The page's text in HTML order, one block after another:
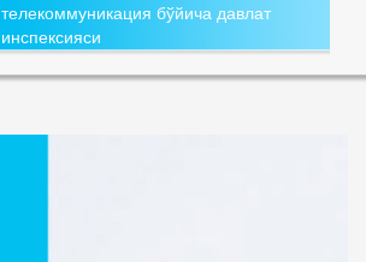
телекоммуникация бўйича давлат
инспексияси